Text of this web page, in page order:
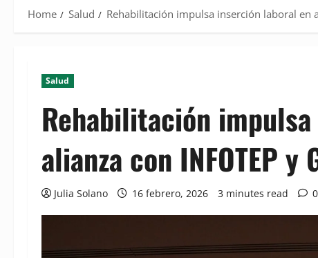
Home Salud Rehabilitación impulsa inserción laboral en
Salud
Rehabilitación
alianza con INFOTEP y
Julia Solano 16 febrero, 2026 3 minutes read 0